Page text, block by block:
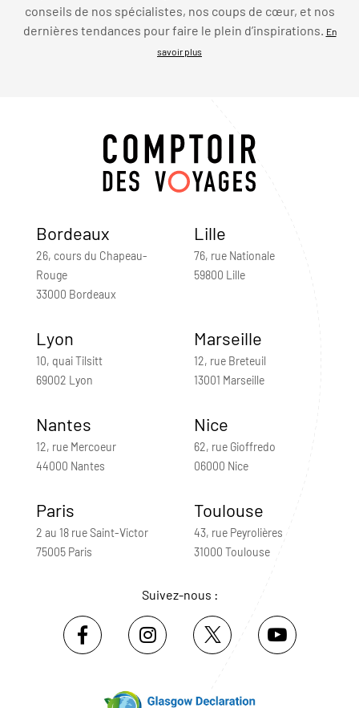
conseils de nos spécialistes, nos coups de cœur, et nos
dernières tendances pour faire le plein d’inspirations. En
savoir plus
Bordeaux
26, cours du Chapeau-
Rouge
33000 Bordeaux
Lille
76, rue Nationale
59800 Lille
Lyon
10, quai Tilsitt
69002 Lyon
Marseille
12, rue Breteuil
13001 Marseille
Nantes
12, rue Mercoeur
44000 Nantes
Nice
62, rue Gioffredo
06000 Nice
Paris
2 au 18 rue Saint-Victor
75005 Paris
Toulouse
43, rue Peyrolières
31000 Toulouse
Suivez-nous :